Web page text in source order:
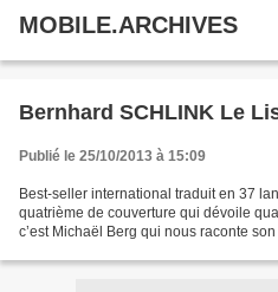
MOBILE.ARCHIVES
Bernhard SCHLINK Le
Publié le 25/10/2013 à 15:09
Best-seller international traduit en 37
quatrième de couverture qui dévoile
c’est Michaël Berg qui nous raconte